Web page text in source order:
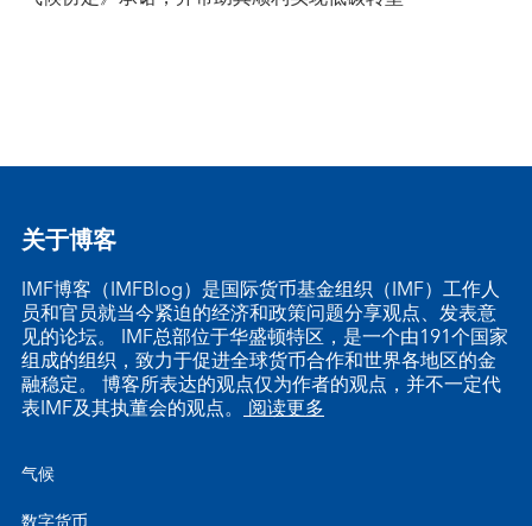
关于博客
IMF博客（IMFBlog）是国际货币基金组织（IMF）工作人
员和官员就当今紧迫的经济和政策问题分享观点、发表意
见的论坛。 IMF总部位于华盛顿特区，是一个由191个国家
组成的组织，致力于促进全球货币合作和世界各地区的金
融稳定。 博客所表达的观点仅为作者的观点，并不一定代
表IMF及其执董会的观点。 阅读更多
气候